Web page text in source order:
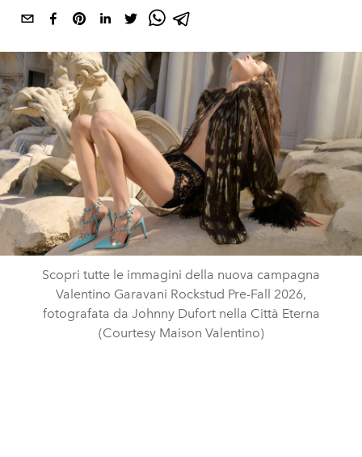
Scopri tutte le immagini della nuova campagna
Valentino Garavani Rockstud Pre-Fall 2026,
fotografata da Johnny Dufort nella Città Eterna
(Courtesy Maison Valentino)